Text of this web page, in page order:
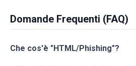
Domande Frequenti (FAQ)
Che cos'è "HTML/Phishing"?